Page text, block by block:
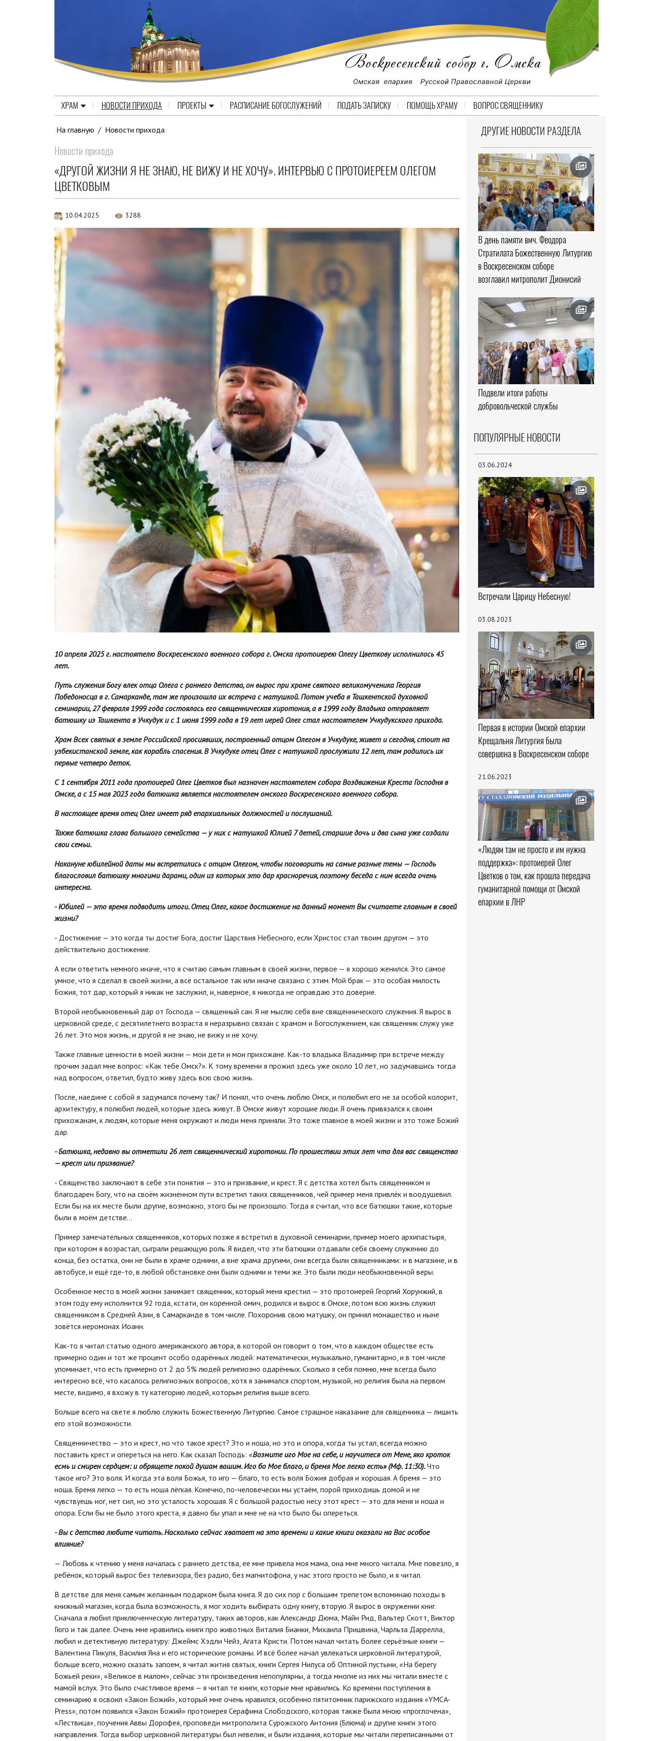
ХРАМ НОВОСТИ ПРИХОДА ПРОЕКТЫ РАСПИСАНИЕ БОГОСЛУЖЕНИЙ ПОДАТЬ ЗАПИСКУ ПОМОЩЬ ХРАМУ ВОПРОС СВЯЩЕННИКУ
На главную / Новости прихода
Новости прихода
«ДРУГОЙ ЖИЗНИ Я НЕ ЗНАЮ, НЕ ВИЖУ И НЕ ХОЧУ». ИНТЕРВЬЮ С ПРОТОИЕРЕЕМ ОЛЕГОМ
ЦВЕТКОВЫМ
10.04.2025 3288
10 апреля 2025 г. настоятелю Воскресенского военного собора г. Омска протоиерею Олегу Цветкову исполнилось 45
лет.
Путь служения Богу влек отца Олега с раннего детства, он вырос при храме святого великомученика Георгия
Победоносца в г. Самарканде, там же произошла их встреча с матушкой. Потом учеба в Ташкентской духовной
семинарии, 27 февраля 1999 года состоялась его священническая хиротония, а в 1999 году Владыка отправляет
батюшку из Ташкента в Учкудук и с 1 июня 1999 года в 19 лет иерей Олег стал настоятелем Учкудукского прихода.
Храм Всех святых в земле Российской просиявших, построенный отцом Олегом в Учкудуке, живет и сегодня, стоит на
узбекистанской земле, как корабль спасения. В Учкудуке отец Олег с матушкой прослужили 12 лет, там родились их
первые четверо деток.
С 1 сентября 2011 года протоиерей Олег Цветков был назначен настоятелем собора Воздвижения Креста Господня в
Омске, а с 15 мая 2023 года батюшка является настоятелем омского Воскресенского военного собора.
В настоящее время отец Олег имеет ряд епархиальных должностей и послушаний.
Также батюшка глава большого семейства — у них с матушкой Юлией 7 детей, старшие дочь и два сына уже создали
свои семьи.
Накануне юбилейной даты мы встретились с отцом Олегом, чтобы поговорить на самые разные темы — Господь
благословил батюшку многими дарами, один из которых это дар красноречия, поэтому беседа с ним всегда очень
интересна.
- Юбилей — это время подводить итоги. Отец Олег, какое достижение на данный момент Вы считаете главным в своей
жизни?
- Достижение — это когда ты достиг Бога, достиг Царствия Небесного, если Христос стал твоим другом — это
действительно достижение.
А если ответить немного иначе, что я считаю самым главным в своей жизни, первое — я хорошо женился. Это самое
умное, что я сделал в своей жизни, а всё остальное так или иначе связано с этим. Мой брак — это особая милость
Божия, тот дар, который я никак не заслужил, и, наверное, я никогда не оправдаю это доверие.
Второй необыкновенный дар от Господа — священный сан. Я не мыслю себя вне священнического служения. Я вырос в
церковной среде, с десятилетнего возраста я неразрывно связан с храмом и Богослужением, как священник служу уже
26 лет. Это моя жизнь, и другой я не знаю, не вижу и не хочу.
Также главные ценности в моей жизни — мои дети и мои прихожане. Как-то владыка Владимир при встрече между
прочим задал мне вопрос: «Как тебе Омск?». К тому времени я прожил здесь уже около 10 лет, но задумавшись тогда
над вопросом, ответил, будто живу здесь всю свою жизнь.
После, наедине с собой я задумался почему так? И понял, что очень люблю Омск, и полюбил его не за особой колорит,
архитектуру, я полюбил людей, которые здесь живут. В Омске живут хорошие люди. Я очень привязался к своим
прихожанам, к людям, которые меня окружают и люди меня приняли. Это тоже главное в моей жизни и это тоже Божий
дар.
- Батюшка, недавно вы отметили 26 лет священнический хиротонии. По прошествии этих лет что для вас священство
— крест или призвание?
- Священство заключают в себе эти понятия — это и призвание, и крест. Я с детства хотел быть священником и
благодарен Богу, что на своём жизненном пути встретил таких священников, чей пример меня привлёк и воодушевил.
Если бы на их месте были другие, возможно, этого бы не произошло. Тогда я считал, что все батюшки такие, которые
были в моём детстве...
Пример замечательных священников, которых позже я встретил в духовной семинарии, пример моего архипастыря,
при котором я возрастал, сыграли решающую роль. Я видел, что эти батюшки отдавали себя своему служению до
конца, без остатка, они не были в храме одними, а вне храма другими, они всегда были священниками: и в магазине, и в
автобусе, и ещё где-то, в любой обстановке они были одними и теми же. Это были люди необыкновенной веры.
Особенное место в моей жизни занимает священник, который меня крестил — это протоиерей Георгий Хорунжий, в
этом году ему исполнится 92 года, кстати, он коренной омич, родился и вырос в Омске, потом всю жизнь служил
священником в Средней Азии, в Самарканде в том числе. Похоронив свою матушку, он принял монашество и ныне
зовётся иеромонах Иоанн.
Как-то я читал статью одного американского автора, в которой он говорит о том, что в каждом обществе есть
примерно один и тот же процент особо одарённых людей: математически, музыкально, гуманитарно, и в том числе
упоминает, что есть примерно от 2 до 5% людей религиозно одарённых. Сколько я себя помню, мне всегда было
интересно всё, что касалось религиозных вопросов, хотя я занимался спортом, музыкой, но религия была на первом
месте, видимо, я вхожу в ту категорию людей, которым религия выше всего.
Больше всего на свете я люблю служить Божественную Литургию. Самое страшное наказание для священника — лишить
его этой возможности.
Священничество — это и крест, но что такое крест? Это и ноша, но это и опора, когда ты устал, всегда можно
поставить крест и опереться на него. Как сказал Господь: «Возмите иго Мое на себе, и научитеся от Мене, яко кроток
есмь и смирен сердцем: и обрящете покой душам вашим. Иго бо Мое благо, и бремя Мое легко есть» (Мф. 11:30). Что
такое иго? Это воля. И когда эта воля Божья, то иго — благо, то есть воля Божия добрая и хорошая. А бремя — это
ноша. Бремя легко — то есть ноша лёгкая. Конечно, по-человечески мы устаём, порой приходишь домой и не
чувствуешь ног, нет сил, но это усталость хорошая. Я с большой радостью несу этот крест — это для меня и ноша и
опора. Если бы не было этого креста, я давно бы упал и мне не на что было бы опереться.
- Вы с детства любите читать. Насколько сейчас хватает на это времени и какие книги оказали на Вас особое
влияние?
— Любовь к чтению у меня началась с раннего детства, ее мне привела моя мама, она мне много читала. Мне повезло, я
ребёнок, который вырос без телевизора, без радио, без магнитофона, у нас этого просто не было, и я читал.
В детстве для меня самым желанным подарком была книга. Я до сих пор с большим трепетом вспоминаю походы в
книжный магазин, когда была возможность, я мог ходить выбирать одну книгу, вторую. Я вырос в окружении книг.
Сначала я любил приключенческую литературу, таких авторов, как Александр Дюма, Майн Рид, Вальтер Скотт, Виктор
Гюго и так далее. Очень мне нравились книги про животных Виталия Бианки, Михаила Пришвина, Чарльза Даррелла,
любил и детективную литературу: Джеймс Хэдли Чейз, Агата Кристи. Потом начал читать более серьёзные книги —
Валентина Пикуля, Василия Яна и его исторические романы. И всё более начал увлекаться церковной литературой,
больше всего, можно сказать запоем, я читал жития святых, книги Сергея Нилуса об Оптиной пустыни, «На берегу
Божьей реки», «Великое в малом», сейчас эти произведения непопулярны, а тогда многие из них мы читали вместе с
мамой вслух. Это было счастливое время — я читал те книги, которые мне нравились. Ко времени поступления в
семинарию я освоил «Закон Божий», который мне очень нравился, особенно пятитомник парижского издания «YMCA-
Press», потом появился «Закон Божий» протоиерея Серафима Слободского, которая также была мною «проглочена»,
«Лествица», поучения Аввы Дорофея, проповеди митрополита Сурожского Антония (Блюма) и другие книги этого
направления. Тогда выбор церковной литературы был невелик, и были издания, которые мы читали переписанными от
ДРУГИЕ НОВОСТИ РАЗДЕЛА
В день памяти вмч. Феодора
Стратилата Божественную Литургию
в Воскресенском соборе
возглавил митрополит Дионисий
Подвели итоги работы
добровольческой службы
ПОПУЛЯРНЫЕ НОВОСТИ
03.06.2024
Встречали Царицу Небесную!
03.08.2023
Первая в истории Омской епархии
Крещальня Литургия была
совершена в Воскресенском соборе
21.06.2023
«Людям там не просто и им нужна
поддержка»: протоиерей Олег
Цветков о том, как прошла передача
гуманитарной помощи от Омской
епархии в ЛНР